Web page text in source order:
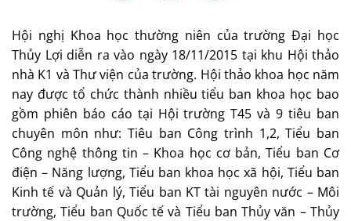
Hội nghị Khoa học thường niên của trường Đại học
Thủy Lợi diễn ra vào ngày 18/11/2015 tại khu Hội thảo
nhà K1 và Thư viện của trường. Hội thảo khoa học năm
nay được tổ chức thành nhiều tiểu ban khoa học bao
gồm phiên báo cáo tại Hội trường T45 và 9 tiêu ban
chuyên môn như: Tiêu ban Công trình 1,2, Tiểu ban
Công nghệ thông tin – Khoa học cơ bản, Tiểu ban Cơ
điện – Năng lượng, Tiểu ban khoa học xã hội, Tiểu ban
Kinh tế và Quản lý, Tiểu ban KT tài nguyên nước – Môi
trường, Tiểu ban Quốc tế và Tiểu ban Thủy văn – Thủy